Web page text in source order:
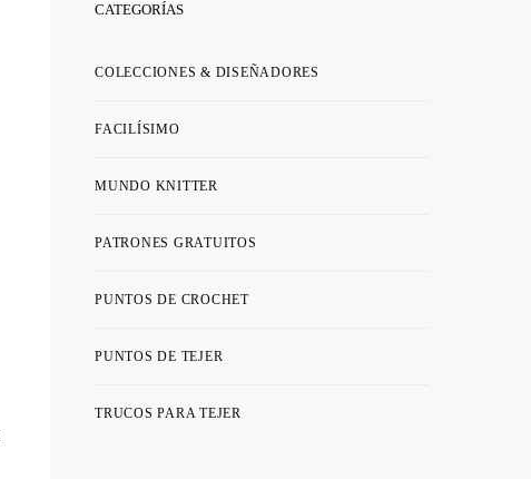
CATEGORÍAS
COLECCIONES & DISEÑADORES
FACILÍSIMO
MUNDO KNITTER
PATRONES GRATUITOS
PUNTOS DE CROCHET
PUNTOS DE TEJER
TRUCOS PARA TEJER